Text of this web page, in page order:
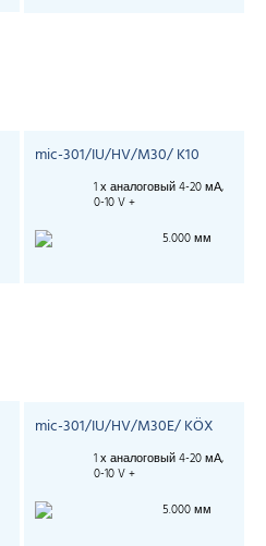
mic-301/IU/HV/M30/ K10
1 х аналоговый 4-20 мА,
0-10 V +
5.000 мм
mic-301/IU/HV/M30E/ KÖX
1 х аналоговый 4-20 мА,
0-10 V +
5.000 мм